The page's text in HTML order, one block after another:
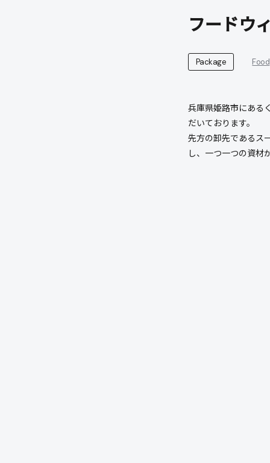
フードウ
Package Food
兵庫県姫路市にある
だいております。
先方の卸先であるス
し、一つ一つの資材